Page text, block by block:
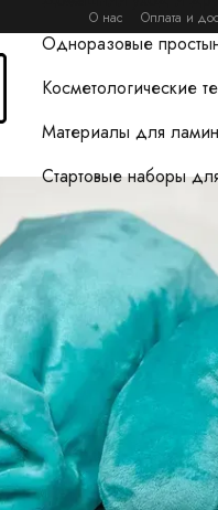
О нас Оплата и
Одноразовые
Косметологические
Материалы для
Стартовые наборы